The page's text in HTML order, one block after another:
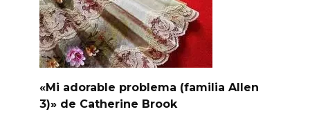
«Mi adorable problema (familia Allen
3)» de Catherine Brook